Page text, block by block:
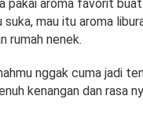
pakai aroma favorit
suka, mau itu aroma
rumah nenek.
nggak cuma jadi
kenangan dan rasa